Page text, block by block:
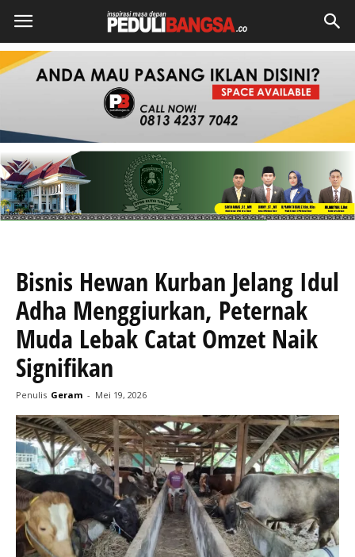
Bisnis Hewan Kurban Jelang Idul
Adha Menggiurkan, Peternak
Muda Lebak Catat Omzet Naik
Signifikan
Penulis Geram - Mei 19, 2026